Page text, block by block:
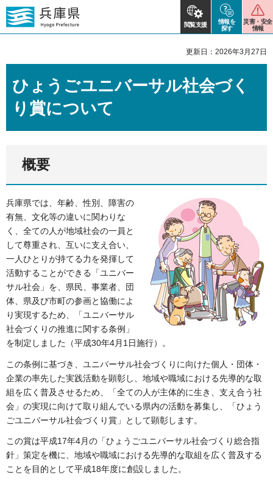
閲覧支援
情報を
探す
災害・安全
情報
更新日：2026年3月27日
ひょうごユニバーサル社会づく
り賞について
概要
兵庫県では、年齢、性別、障害の
有無、文化等の違いに関わりな
く、全ての人が地域社会の一員と
して尊重され、互いに支え合い、
一人ひとりが持てる力を発揮して
活動することができる「ユニバー
サル社会」を、県民、事業者、団
体、県及び市町の参画と協働によ
り実現するため、「ユニバーサル
社会づくりの推進に関する条例」
を制定しました（平成30年4月1日施行）。
この条例に基づき、ユニバーサル社会づくりに向けた個人・団体・
企業の率先した実践活動を顕彰し、地域や職域における先導的な取
組を広く普及させるため、「全ての人が主体的に生き、支え合う社
会」の実現に向けて取り組んでいる県内の活動を募集し、「ひょう
ごユニバーサル社会づくり賞」として顕彰します。
この賞は平成17年4月の「ひょうごユニバーサル社会づくり総合指
針」策定を機に、地域や職域における先導的な取組を広く普及する
ことを目的として平成18年度に創設しました。